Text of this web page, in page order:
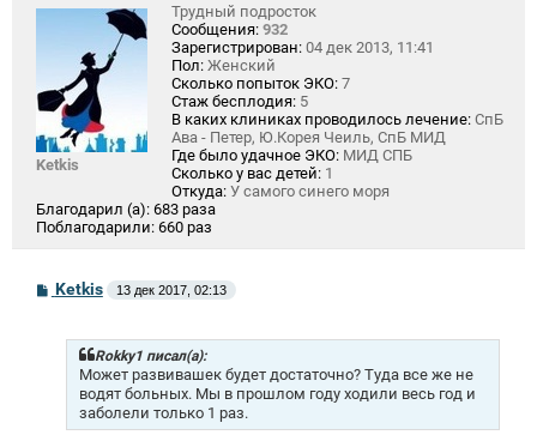
Ketkis
Трудный подросток
Сообщения: 932
Зарегистрирован: 04 дек 2013, 11:41
Пол: Женский
Сколько попыток ЭКО: 7
Стаж бесплодия: 5
В каких клиниках проводилось лечение: СпБ
Ава - Петер, Ю.Корея Чеиль, СпБ МИД
Где было удачное ЭКО: МИД СПБ
Сколько у вас детей: 1
Откуда: У самого синего моря
Благодарил (а): 683 раза
Поблагодарили: 660 раз
СKetkis 13 дек 2017, 02:13
Rokky1 писал(а):
Может развивашек будет достаточно? Туда все же не
водят больных. Мы в прошлом году ходили весь год и
заболели только 1 раз.